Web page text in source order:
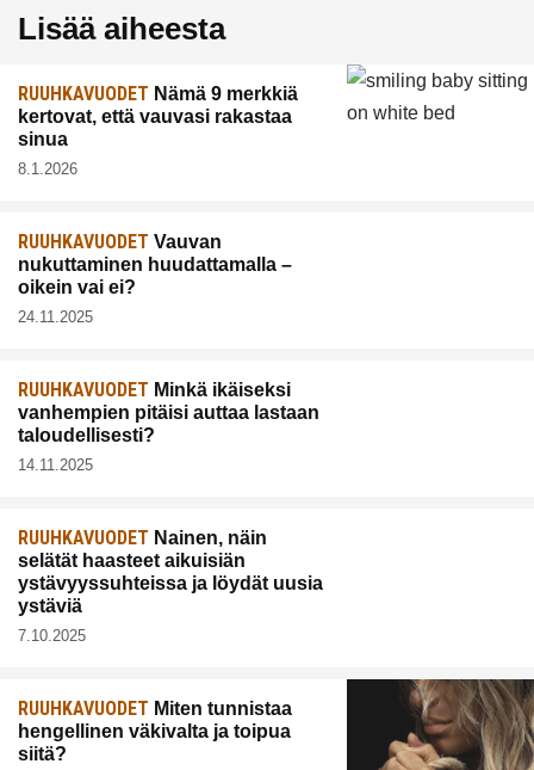
Lisää aiheesta
RUUHKAVUODET Nämä 9 merkkiä
kertovat, että vauvasi rakastaa
sinua
8.1.2026
RUUHKAVUODET Vauvan
nukuttaminen huudattamalla –
oikein vai ei?
24.11.2025
RUUHKAVUODET Minkä ikäiseksi
vanhempien pitäisi auttaa lastaan
taloudellisesti?
14.11.2025
RUUHKAVUODET Nainen, näin
selätät haasteet aikuisiän
ystävyyssuhteissa ja löydät uusia
ystäviä
7.10.2025
RUUHKAVUODET Miten tunnistaa
hengellinen väkivalta ja toipua
siitä?